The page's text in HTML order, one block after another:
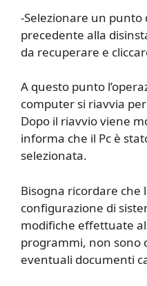
-Selezionare un punto
precedente alla
da recuperare e
A questo punto
computer si riavvia
Dopo il riavvio viene
informa che il Pc è
selezionata.
Bisogna ricordare
configurazione di
modifiche effettuate
programmi, non sono
eventuali documenti